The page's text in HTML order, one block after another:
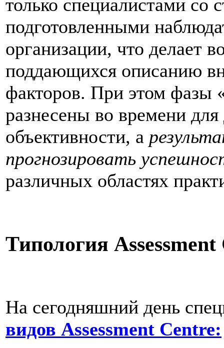
только специалистами со
подготовленными
организации, что делает
поддающихся описанию
факторов. При этом фазы
разнесены во времени
объективности, а
прогнозировать
различных областях
Типология Assessment
На сегодняшний день
видов Assessment Centre: